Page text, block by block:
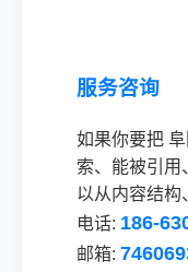
服务咨询
如果你要把
索、能被引用
以从内容结构
电话: 186-
邮箱: